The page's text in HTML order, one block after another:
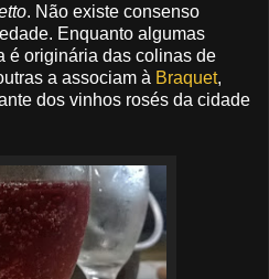
. Não existe consenso
Enquanto algumas
é originária das colinas de
a associam à Braquet,
dos vinhos rosés da cidade